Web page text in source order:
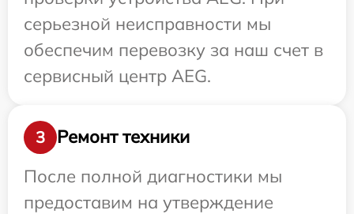
серьезной неисправности мы
обеспечим перевозку за наш счет в
сервисный центр AEG.
3
Ремонт техники
После полной диагностики мы
предоставим на утверждение